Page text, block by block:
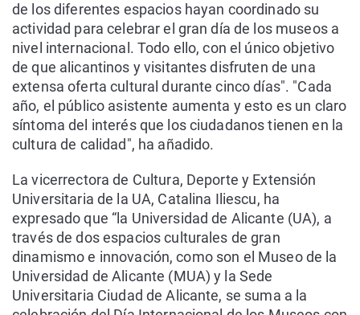
de los diferentes espacios hayan coordinado su
actividad para celebrar el gran día de los museos a
nivel internacional. Todo ello, con el único objetivo
de que alicantinos y visitantes disfruten de una
extensa oferta cultural durante cinco días". "Cada
año, el público asistente aumenta y esto es un claro
síntoma del interés que los ciudadanos tienen en la
cultura de calidad", ha añadido.
La vicerrectora de Cultura, Deporte y Extensión
Universitaria de la UA, Catalina Iliescu, ha
expresado que “la Universidad de Alicante (UA), a
través de dos espacios culturales de gran
dinamismo e innovación, como son el Museo de la
Universidad de Alicante (MUA) y la Sede
Universitaria Ciudad de Alicante, se suma a la